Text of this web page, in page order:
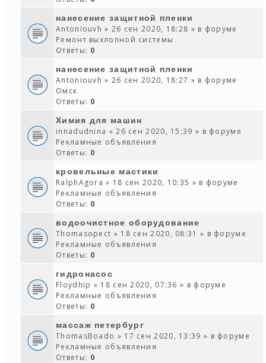
нанесение защитной пленки
Antoniouvh » 26 сен 2020, 18:28 » в форуме
Ремонт выхлопной системы
Ответы: 0
нанесение защитной пленки
Antoniouvh » 26 сен 2020, 18:27 » в форуме
Омск
Ответы: 0
Химия для машин
innadudnina » 26 сен 2020, 15:39 » в форуме
Рекламные объявления
Ответы: 0
кровельные мастики
RalphAgora » 18 сен 2020, 10:35 » в форуме
Рекламные объявления
Ответы: 0
водоочистное оборудование
Thomasopect » 18 сен 2020, 08:31 » в форуме
Рекламные объявления
Ответы: 0
гидронасос
Floydhip » 18 сен 2020, 07:36 » в форуме
Рекламные объявления
Ответы: 0
массаж петербург
ThomasBoado » 17 сен 2020, 13:39 » в форуме
Рекламные объявления
Ответы: 0